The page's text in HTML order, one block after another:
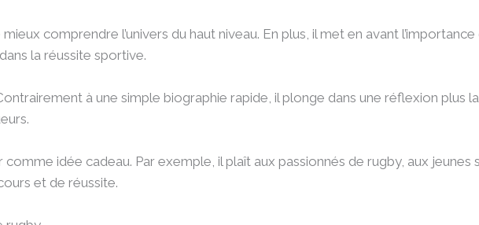
comprendre l’univers du haut niveau. En plus, il met en avant l’importance
la réussite sportive.
à une simple biographie rapide, il plonge dans une réflexion plus
idée cadeau. Par exemple, il plaît aux passionnés de rugby, aux jeunes
et de réussite.